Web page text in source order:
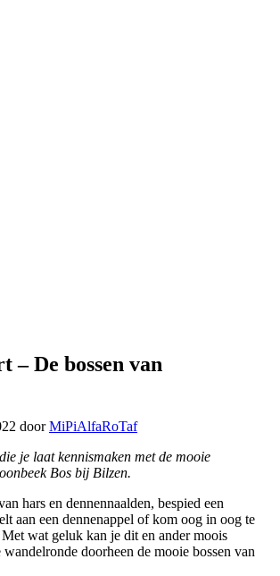
– De bossen van
doorMiPiAlfaRoTaf
je laat kennismaken met de mooie
Bos bij Bilzen.
hars en dennennaalden, bespied een
aan een dennenappel of kom oog in oog te
wat geluk kan je dit en ander moois
doorheen de mooie bossen van